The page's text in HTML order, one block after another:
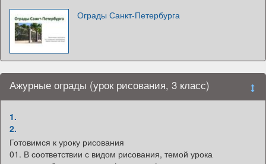
Ограды Санкт-Петербурга
Ажурные ограды (урок рисования, 3 класс)
1.
2.
Готовимся к уроку рисования
01. В соответствии с видом рисования, темой урока